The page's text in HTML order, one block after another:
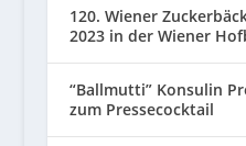
120. Wiener
2023 in der Wiener
“Ballmutti” Konsulin
zum Pressecocktail